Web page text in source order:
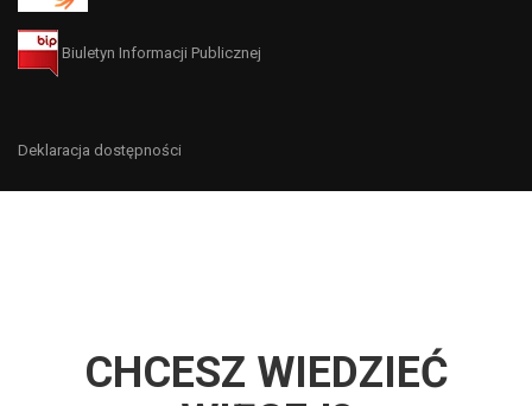
Biuletyn Informacji Publicznej
Deklaracja dostępności
CHCESZ WIEDZIEĆ